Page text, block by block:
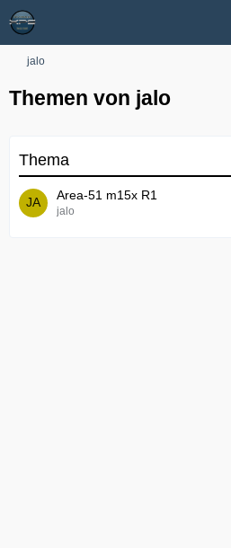
jalo
Themen von jalo
Thema
Area-51 m15x R1
jalo